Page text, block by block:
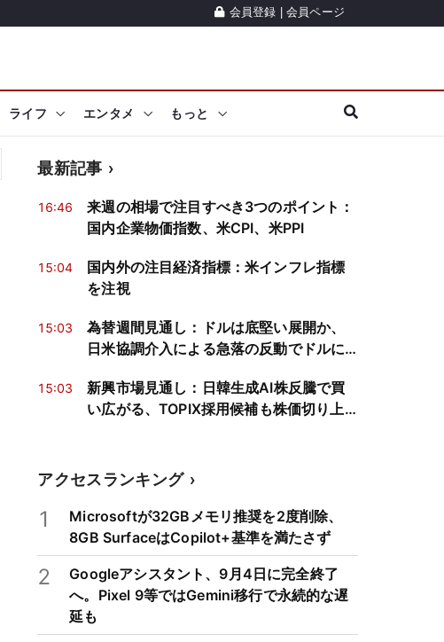
会員登録 会員ページ
ライフ エンタメ もっと
最新記事
16:46
来週の相場で注目すべき3つのポイント：
国内企業物価指数、米CPI、米PPI
15:04
国内外の注目経済指標：米インフレ指標
を注視
15:03
為替週間見通し：ドルは底堅い展開か、
日米協調介入による急落の反動でドルに
15:03
新興市場見通し：日韓生成AI株反騰で買
い広がる、TOPIX採用候補も株価切り上
アクセスランキング
1
Microsoftが32GBメモリ推奨を2度削除、
8GB SurfaceはCopilot+基準を満たさず
2
Googleアシスタント、9月4日に完全終了
へ。Pixel 9等ではGemini移行で永続的な遅
延も